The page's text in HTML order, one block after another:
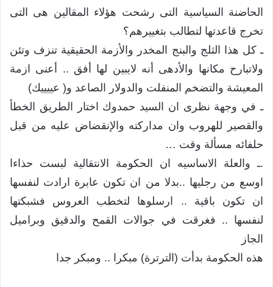
الحاضنة السياسية التى رشحت هؤلاء المقالين هى التى
تخرج قاعدتها لتطالب بتغييرهم؟
ـ كل هذا الثلج والبنج المخدر والأزمة الحقيقية تنزف وتئن
ولاتبارح مكانها والأدهى أنه لايبين لها أفق .. أعنى ازمة
المعيشة والتضخم المنفلت والدولار الصاعد و( عييييك)
ـ في وجهة نظرى ان السيد حمدوك اختار الطريق الخطأ
والقصير للهروب وان مداركته والإنقضاض عليه من قبل
حلفائه مسألة وقت …
.ـ والعلة الاساسيه ان الحكومة الانتقالية لبست حذاءا
اوسع من رجليها ..بدلا من ان تكون عابرة ارادت لنفسها
ان تكون باقية .. ارسلوها لتخطب العروس فشبكتها
لنفسها .. فغرقت في جوالات القمح والدقيق وبراميل
الجاز
هذه الحكومة بدأت (الترترة) مبكرا .. ومبكر جدا